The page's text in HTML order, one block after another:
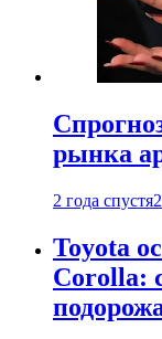
рынка
2 года спустя
Toyota
Corolla: